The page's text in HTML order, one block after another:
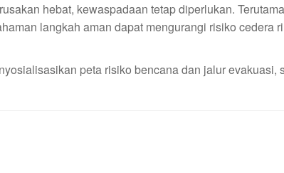
hebat, kewaspadaan tetap diperlukan.
langkah aman dapat mengurangi risiko cedera
peta risiko bencana dan jalur evakuasi,